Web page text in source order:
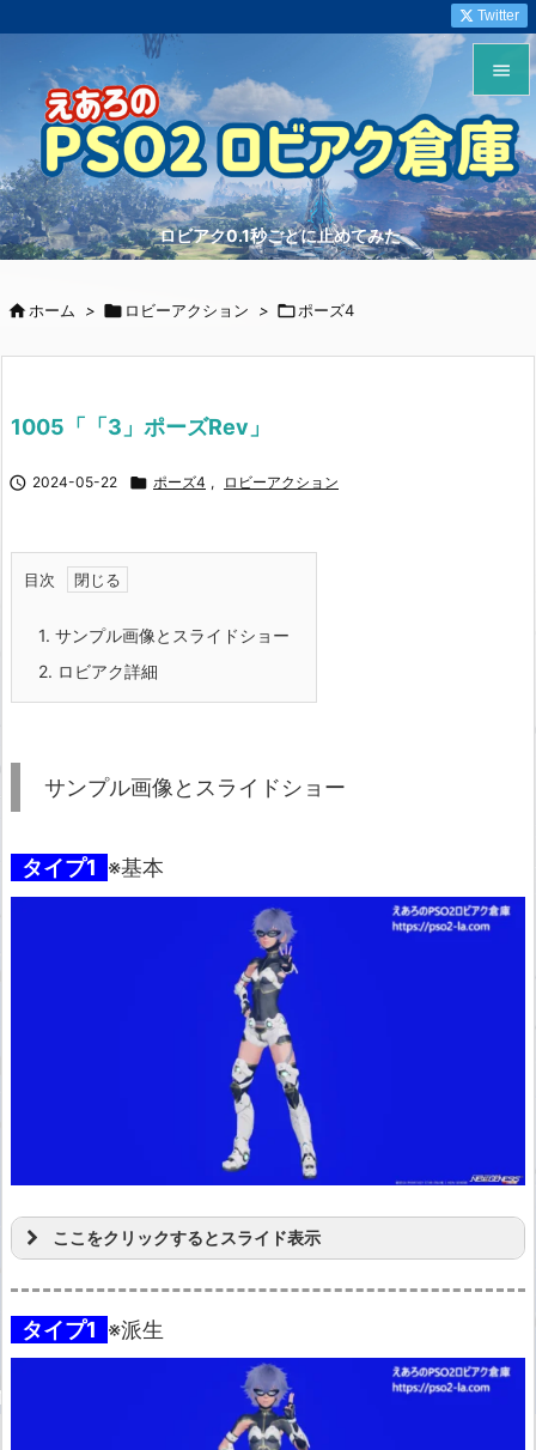
ロビアク0.1秒ごとに止めてみた


メニュ

サイド


Twitter
ホーム >  ロビーアクション > ポーズ4
1005「「3」ポーズRev」
 2024-05-22  ポーズ4 , ロビーアクション
目次
1. サンプル画像とスライドショー
2. ロビアク詳細
サンプル画像とスライドショー
タイプ1 ※基本
ここをクリックするとスライド表示
タイプ1 ※派生